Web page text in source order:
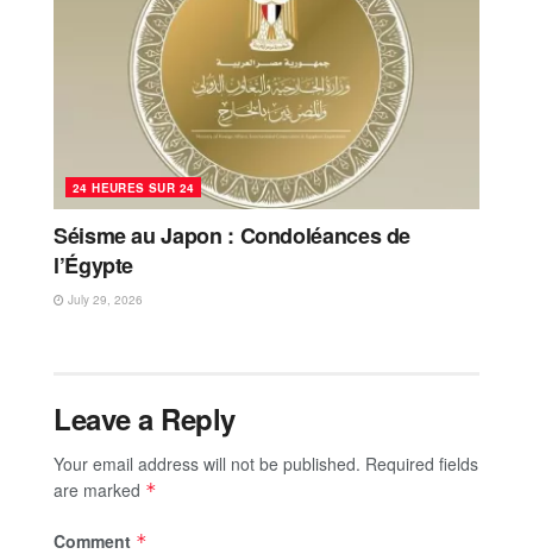
24 HEURES SUR 24
Séisme au Japon : Condoléances de
l’Égypte
July 29, 2026
Leave a Reply
Your email address will not be published. Required fields
are marked *
Comment *